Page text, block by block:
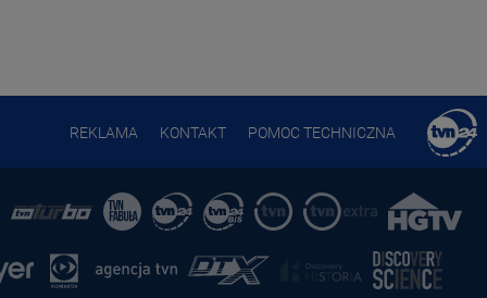
REKLAMA KONTAKT POMOC TECHNICZNA